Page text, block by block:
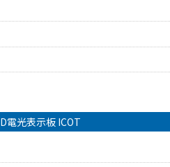
電光表示板 ICOT